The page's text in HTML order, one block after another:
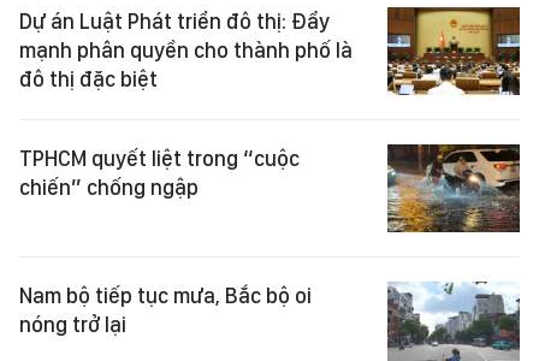
Dự án Luật Phát triển đô thị: Đẩy
mạnh phân quyền cho thành phố là
đô thị đặc biệt
TPHCM quyết liệt trong “cuộc
chiến” chống ngập
Nam bộ tiếp tục mưa, Bắc bộ oi
nóng trở lại